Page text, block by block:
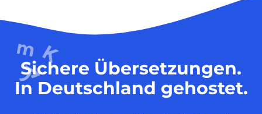
Sichere Übersetzungen.
In Deutschland gehostet.